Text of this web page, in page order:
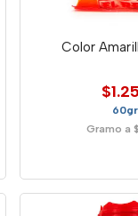
Color
60gr
Gramo a